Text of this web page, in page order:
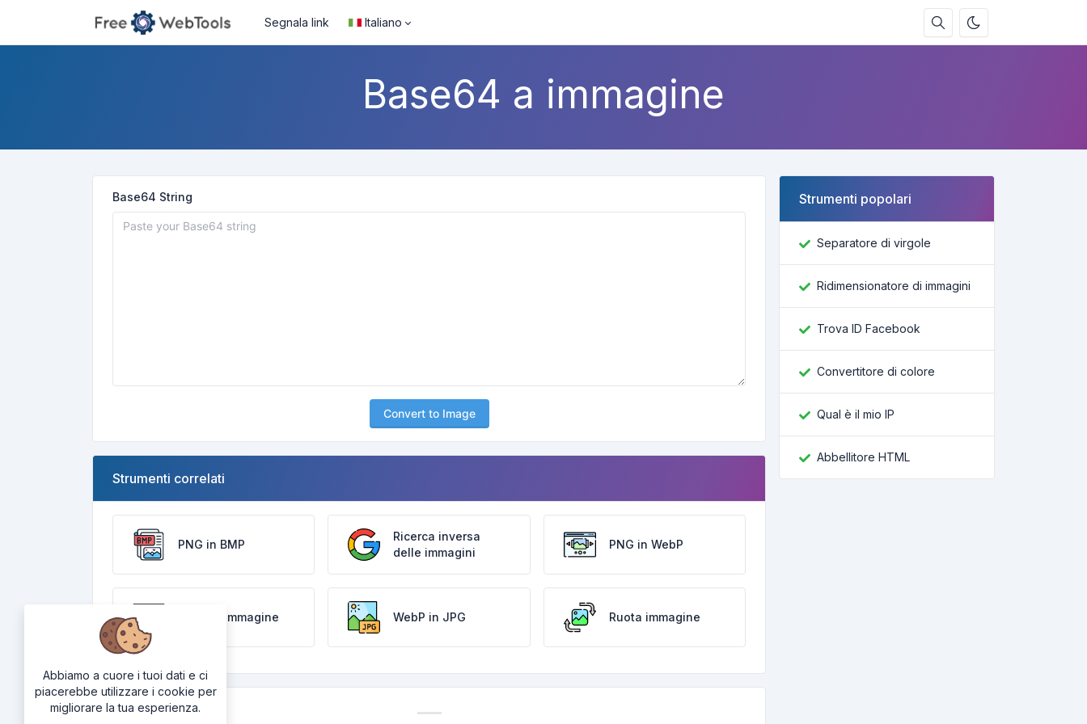
Segnala link Italiano
Base64 a immagine
Base64 String
Convert to Image
Strumenti correlati
PNG in BMP
Ricerca inversa
delle immagini
PNG in WebP
Ritaglio immagine WebP in JPG Ruota immagine
Strumenti popolari
Separatore di virgole
Ridimensionatore di immagini
Trova ID Facebook
Convertitore di colore
Qual è il mio IP
Abbellitore HTML
Abbiamo a cuore i tuoi dati e ci
piacerebbe utilizzare i cookie per
migliorare la tua esperienza.